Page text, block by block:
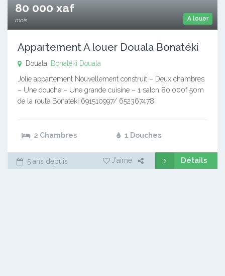
A louer
80 000 xaf
mois
Appartement A louer Douala Bonatéki
Douala, Bonatéki Douala
Jolie appartement Nouvellement construit – Deux chambres
– Une douche – Une grande cuisine – 1 salon 80.000f 50m
de la route Bonateki 691510997/ 652367478
2 Chambres 1 Douches
5 ans depuis J'aime Détails